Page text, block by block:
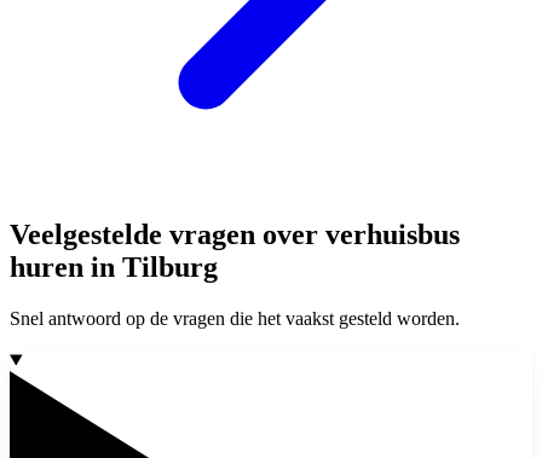
Veelgestelde vragen over verhuisbus
huren in Tilburg
Snel antwoord op de vragen die het vaakst gesteld worden.